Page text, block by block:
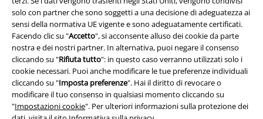
solo con partner che sono soggetti a una decisione di adeguatezza ai
sensi della normativa UE vigente e sono adeguatamente certificati.
Facendo clic su "Accetto", si acconsente alluso dei cookie da parte
nostra e dei nostri partner. In alternativa, puoi negare il consenso
cliccando su "Rifiuta tutto": in questo caso verranno utilizzati solo i
cookie necessari. Puoi anche modificare le tue preferenze individuali
cliccando su "Imposta preferenze". Hai il diritto di revocare o
modificare il tuo consenso in qualsiasi momento cliccando su
"Impostazioni cookie". Per ulteriori informazioni sulla protezione dei
Legge sulla Privacy
Smaltimento rifiuti e protezione dell’ambiente
Dichiarazione di Conformità
Informazioni sull'accessibilità